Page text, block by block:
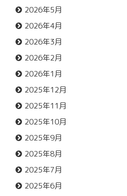
2026年5月
2026年4月
2026年3月
2026年2月
2026年1月
2025年12月
2025年11月
2025年10月
2025年9月
2025年8月
2025年7月
2025年6月